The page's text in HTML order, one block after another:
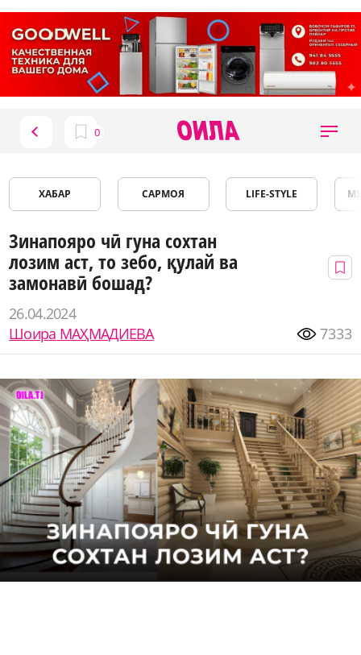
ХАБАР САРМОЯ LIFE-STYLE
Зинапояро чӣ гуна сохтан
лозим аст, то зебо, қулай ва
замонавӣ бошад?
26.04.2024
Шоира МАҲМАДИЕВА
7333